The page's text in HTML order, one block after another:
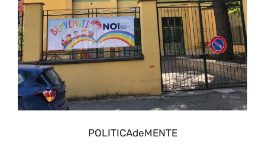
POLITICAdeMENTE